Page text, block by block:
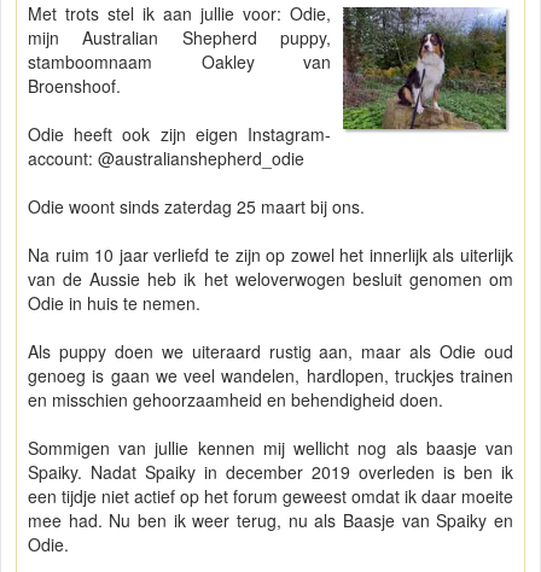
Met trots stel ik aan jullie voor: Odie,
mijn Australian Shepherd puppy,
stamboomnaam Oakley van
Broenshoof.
Odie heeft ook zijn eigen Instagram-
account: @australianshepherd_odie
Odie woont sinds zaterdag 25 maart bij ons.
Na ruim 10 jaar verliefd te zijn op zowel het innerlijk als uiterlijk
van de Aussie heb ik het weloverwogen besluit genomen om
Odie in huis te nemen.
Als puppy doen we uiteraard rustig aan, maar als Odie oud
genoeg is gaan we veel wandelen, hardlopen, truckjes trainen
en misschien gehoorzaamheid en behendigheid doen.
Sommigen van jullie kennen mij wellicht nog als baasje van
Spaiky. Nadat Spaiky in december 2019 overleden is ben ik
een tijdje niet actief op het forum geweest omdat ik daar moeite
mee had. Nu ben ik weer terug, nu als Baasje van Spaiky en
Odie.